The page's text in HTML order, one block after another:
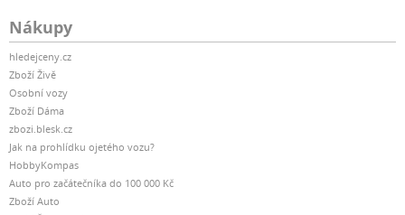
Nákupy
hledejceny.cz
Zboží Živě
Osobní vozy
Zboží Dáma
zbozi.blesk.cz
Jak na prohlídku ojetého vozu?
HobbyKompas
Auto pro začátečníka do 100 000 Kč
Zboží Auto